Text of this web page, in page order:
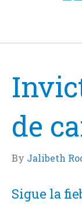
de
By Jalibeth
Sigue la